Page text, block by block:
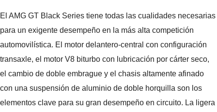
El AMG GT Black Series tiene todas las cualidades necesarias
para un exigente desempeño en la más alta competición
automovilística. El motor delantero-central con configuración
transaxle, el motor V8 biturbo con lubricación por cárter seco,
el cambio de doble embrague y el chasis altamente afinado
con una suspensión de aluminio de doble horquilla son los
elementos clave para su gran desempeño en circuito. La ligera